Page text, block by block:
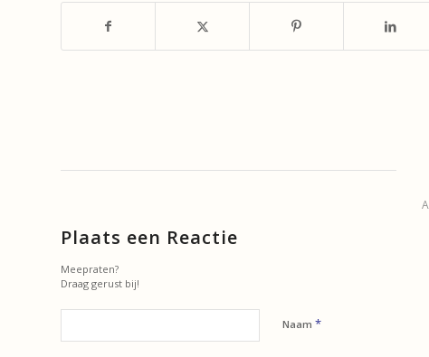
Plaats een Reactie
Meepraten?
Draag gerust bij!
Naam *